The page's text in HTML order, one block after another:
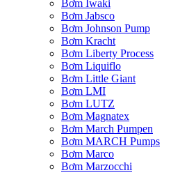
Bơm Iwaki
Bơm Jabsco
Bơm Johnson Pump
Bơm Kracht
Bơm Liberty Process
Bơm Liquiflo
Bơm Little Giant
Bơm LMI
Bơm LUTZ
Bơm Magnatex
Bơm March Pumpen
Bơm MARCH Pumps
Bơm Marco
Bơm Marzocchi